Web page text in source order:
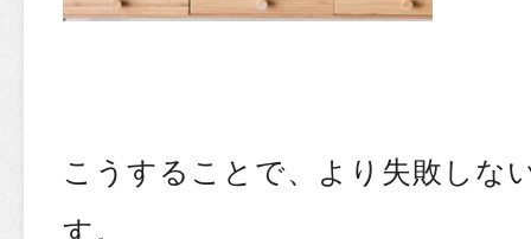
こうすることで、より失敗しな
す。